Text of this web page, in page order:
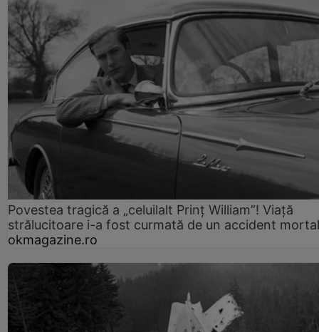
Povestea tragică a „celuilalt Prinț William”! Viață
strălucitoare i-a fost curmată de un accident mortal
okmagazine.ro